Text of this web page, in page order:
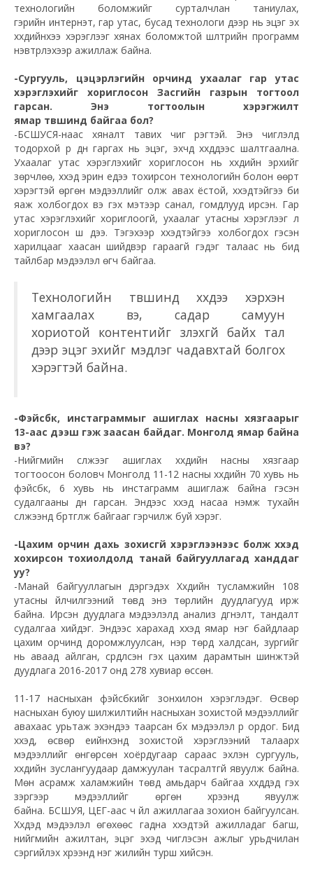
технологийн боломжийг сурталчлан таниулах,
гэрийн интернэт, гар утас, бусад технологи дээр нь эцэг эх
хүүхдийнхээ хэрэглээг хянах боломжтой шүүлтүүрийн программ
нэвтрүүлэхээр ажиллаж байна.
-Сургууль, цэцэрлэгийн орчинд ухаалаг гар утас
хэрэглэхийг хориглосон Засгийн газрын тогтоол
гарсан. Энэ тогтоолын хэрэгжилт
ямар түвшинд байгаа бол?
-БСШУСЯ-наас хяналт тавих чиг үүрэгтэй. Энэ чиглэлд
тодорхой үр дүн гаргах нь эцэг, эхчүүд хүүхдүүдээс шалтгаална.
Ухаалаг утас хэрэглэхийг хориглосон нь хүүхдийн эрхийг
зөрчлөө, хүүхэд эрин үедээ тохирсон технологийн болон өөрт
хэрэгтэй өргөн мэдээллийг олж авах ёстой, хүүхэдтэйгээ би
яаж холбогдох вэ гэх мэтээр санал, гомдлууд ирсэн. Гар
утас хэрэглэхийг хориглоогүй, ухаалаг утасны хэрэглээг л
хориглосон шүү дээ. Тэгэхээр хүүхэдтэйгээ холбогдох гэсэн
харилцааг хаасан шийдвэр гараагүй гэдэг талаас нь бид
тайлбар мэдээлэл өгч байгаа.
Технологийн түвшиндхүүхдээ хэрхэн
хамгаалах вэ, садар самуун
хориотой контентийг үзүүлэхгүй байх тал
дээр эцэг эхийг мэдлэг чадавхтай болгох
хэрэгтэй байна.
-Фэйсбүүк, инстаграммыг ашиглах насны хязгаарыг
13-аас дээш гэж заасан байдаг. Монголд ямар байна
вэ?
-Нийгмийн сүлжээг ашиглах хүүхдийн насны хязгаар
тогтоосон боловч Монголд 11-12 насны хүүхдийн 70 хувь нь
фэйсбүүк, 6 хувь нь инстаграмм ашиглаж байна гэсэн
судалгааны дүн гарсан. Эндээс хүүхэд насаа нэмж тухайн
сүлжээнд бүртгүүлж байгааг гэрчилж буй хэрэг.
-Цахим орчин дахь зохисгүй хэрэглээнээс болж хүүхэд
хохирсон тохиолдолд танай байгууллагад ханддаг
уу?
-Манай байгууллагын дэргэдэх Хүүхдийн тусламжийн 108
утасны үйлчилгээний төвд энэ төрлийн дуудлагууд ирж
байна. Ирсэн дуудлага мэдээлэлд анализ дүгнэлт, тандалт
судалгаа хийдэг. Эндээс харахад хүүхэд ямар нэг байдлаар
цахим орчинддоромжлуулсан, нэр төрд халдсан, зургийг
нь аваад айлган, сүрдүүлсэн гэх цахим дарамтын шинжтэй
дуудлага 2016-2017 онд 278 хувиар өссөн.
11-17 насныхан фэйсбүүкийг зонхилон хэрэглэдэг. Өсвөр
насныхан буюу шилжилтийн насныхан зохистой мэдээллийг
авахаас урьтаж эхэндээ таарсан бүх мэдээлэл рүү ордог. Бид
хүүхэд, өсвөр үеийнхэнд зохистой хэрэглээний талаарх
мэдээллийг өнгөрсөн хоёрдугаар сараас эхлэн сургууль,
хүүхдийн зуслангуудаар дамжуулан тасралтгүй явуулж байна.
Мөн асрамж халамжийн төвд амьдарч байгаа хүүхдүүдэд гэх
зэргээр мэдээллийг өргөн хүрээнд явуулж
байна. БСШУЯ, ЦЕГ-аас ч үйл ажиллагаа зохион байгуулсан.
Хүүхдэд мэдээлэл өгөхөөс гадна хүүхэдтэй ажилладаг багш,
нийгмийн ажилтан, эцэг эхэд чиглэсэн ажлыг урьдчилан
сэргийлэх хүрээнд нэг жилийн турш хийсэн.